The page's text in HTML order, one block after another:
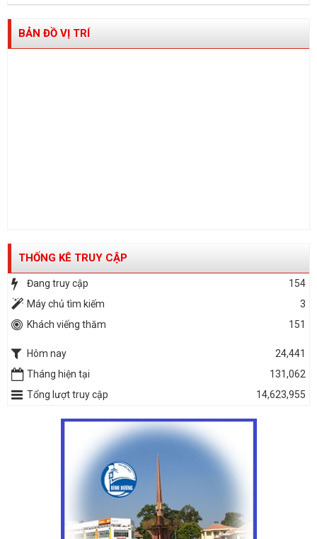
BẢN ĐỒ VỊ TRÍ
THỐNG KÊ TRUY CẬP
Đang truy cập
154
Máy chủ tìm kiếm
3
Khách viếng thăm
151
Hôm nay
24,441
Tháng hiện tại
131,062
Tổng lượt truy cập
14,623,955